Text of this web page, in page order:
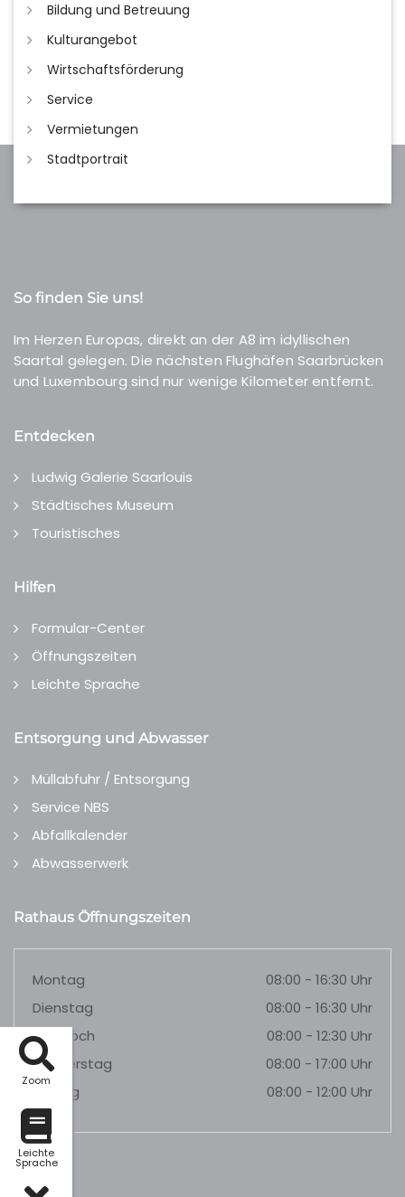
Zoom
Leichte
Sprache
Bildung und Betreuung
Kulturangebot
Wirtschaftsförderung
Service
Vermietungen
Stadtportrait
So finden Sie uns!
Im Herzen Europas, direkt an der A8 im idyllischen
Saartal gelegen. Die nächsten Flughäfen Saarbrücken
und Luxembourg sind nur wenige Kilometer entfernt.
Entdecken
Ludwig Galerie Saarlouis
Städtisches Museum
Touristisches
Hilfen
Formular-Center
Öffnungszeiten
Leichte Sprache
Entsorgung und Abwasser
Müllabfuhr / Entsorgung
Service NBS
Abfallkalender
Abwasserwerk
Rathaus Öffnungszeiten
Montag
08:00 - 16:30 Uhr
Dienstag
08:00 - 16:30 Uhr
Mittwoch
08:00 - 12:30 Uhr
Donnerstag
08:00 - 17:00 Uhr
Freitag
08:00 - 12:00 Uhr